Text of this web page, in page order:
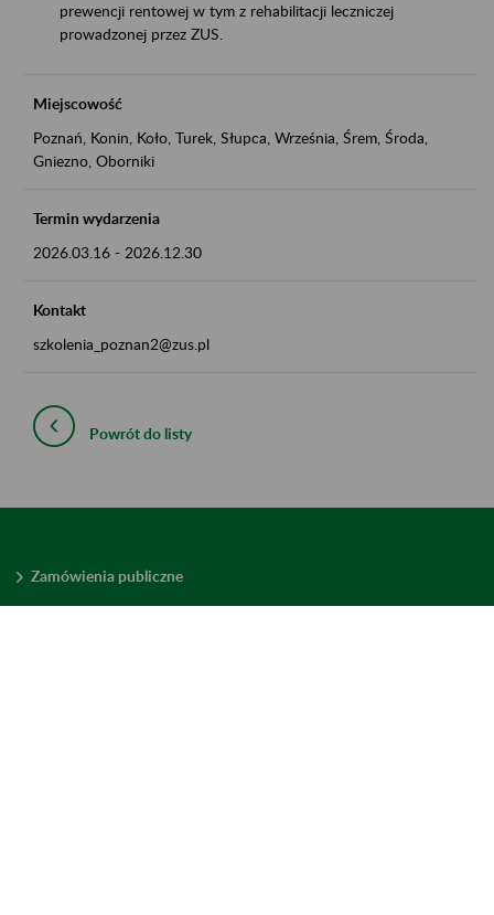
prewencji rentowej w tym z rehabilitacji leczniczej
prowadzonej przez ZUS.
Miejscowość
Poznań, Konin, Koło, Turek, Słupca, Września, Śrem, Środa,
Gniezno, Oborniki
Termin wydarzenia
2026.03.16 - 2026.12.30
Kontakt
szkolenia_poznan2@zus.pl
Powrót do listy
Zamówienia publiczne